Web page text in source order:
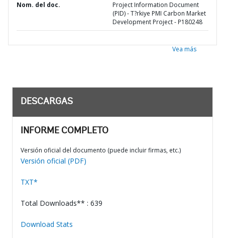
Nom. del doc.
Project Information Document
(PID) - T?rkiye PMI Carbon Market
Development Project - P180248
Vea más
DESCARGAS
INFORME COMPLETO
Versión oficial del documento (puede incluir firmas, etc.)
Versión oficial (PDF)
TXT*
Total Downloads** : 639
Download Stats